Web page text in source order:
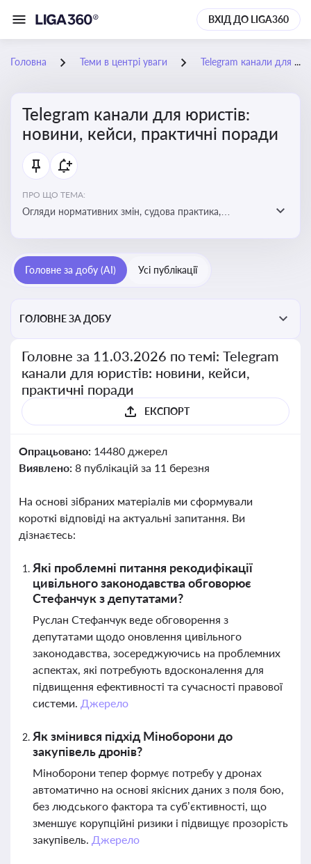
ВХІД ДО LIGA360
Головна Теми в центрі уваги Telegram канали для юристів: новини, кейси, практичні поради
Telegram канали для юристів:
новини, кейси, практичні поради
ПРО ЩО ТЕМА:
Огляди нормативних змін, судова практика,
каналах
Головне за добу (AI) Усі публікації
ГОЛОВНЕ ЗА ДОБУ
Головне за 11.03.2026 по темі: Telegram
канали для юристів: новини, кейси,
практичні поради
ЕКСПОРТ
Опрацьовано: 14480 джерел
Виявлено: 8 публікацій за 11 березня
На основі зібраних матеріалів ми сформували
короткі відповіді на актуальні запитання. Ви
дізнаєтесь:
Які проблемні питання рекодифікації
цивільного законодавства обговорює
Стефанчук з депутатами?
Руслан Стефанчук веде обговорення з
депутатами щодо оновлення цивільного
законодавства, зосереджуючись на проблемних
аспектах, які потребують вдосконалення для
підвищення ефективності та сучасності правової
системи. Джерело
Як змінився підхід Міноборони до
закупівель дронів?
Міноборони тепер формує потребу у дронах
автоматично на основі якісних даних з поля бою,
без людського фактора та суб’єктивності, що
зменшує корупційні ризики і підвищує прозорість
закупівель. Джерело